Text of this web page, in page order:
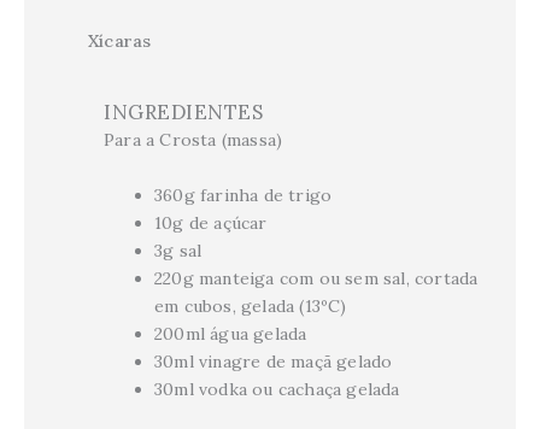
Xícaras
INGREDIENTES
Para a Crosta (massa)
360g farinha de trigo
10g de açúcar
3g sal
220g manteiga com ou sem sal, cortada
em cubos, gelada (13ºC)
200ml água gelada
30ml vinagre de maçã gelado
30ml vodka ou cachaça gelada